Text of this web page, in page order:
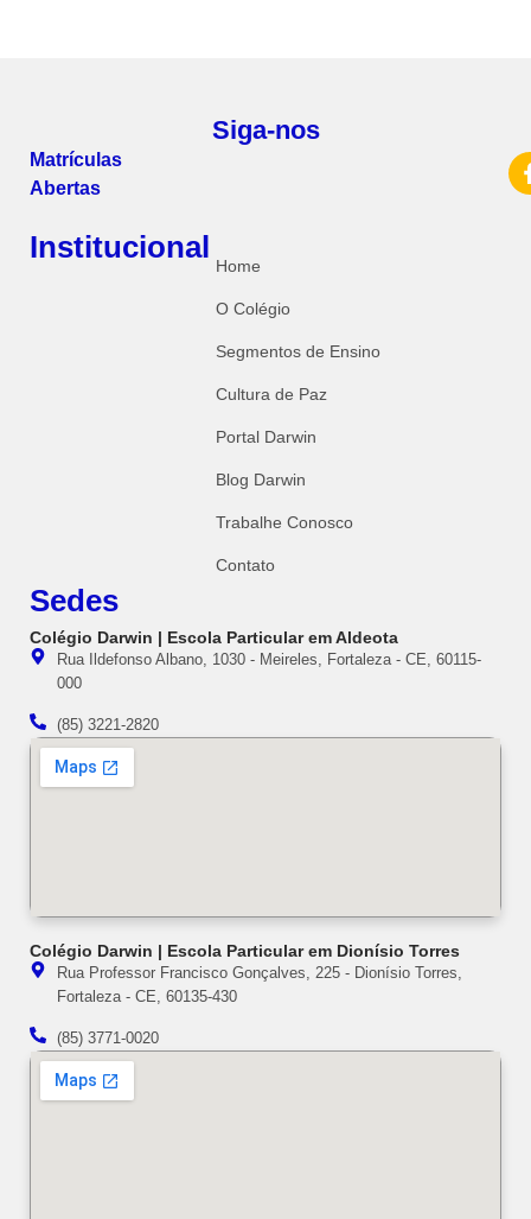
Matrículas
Abertas
Siga-nos
Institucional
Home
O Colégio
Segmentos de Ensino
Cultura de Paz
Portal Darwin
Blog Darwin
Trabalhe Conosco
Contato
Sedes
Colégio Darwin | Escola Particular em Aldeota
Rua Ildefonso Albano, 1030 - Meireles, Fortaleza - CE, 60115-
000
(85) 3221-2820
Colégio Darwin | Escola Particular em Dionísio Torres
Rua Professor Francisco Gonçalves, 225 - Dionísio Torres,
Fortaleza - CE, 60135-430
(85) 3771-0020